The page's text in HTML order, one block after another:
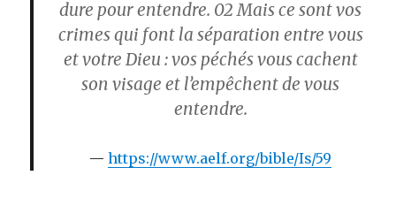
dure pour entendre. 02Mais ce sont vos
crimes qui font la séparation entre vous
et votre Dieu : vos péchés vous cachent
son visage et l’empêchent de vous
entendre.
https://www.aelf.org/bible/Is/59